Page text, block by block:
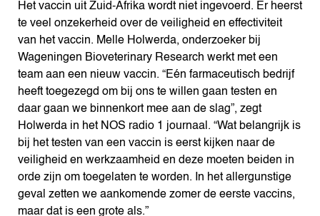
Het vaccin uit Zuid-Afrika wordt niet ingevoerd. Er heerst
te veel onzekerheid over de veiligheid en effectiviteit
van het vaccin. Melle Holwerda, onderzoeker bij
Wageningen Bioveterinary Research werkt met een
team aan een nieuw vaccin. “Eén farmaceutisch bedrijf
heeft toegezegd om bij ons te willen gaan testen en
daar gaan we binnenkort mee aan de slag”, zegt
Holwerda in het NOS radio 1 journaal. “Wat belangrijk is
bij het testen van een vaccin is eerst kijken naar de
veiligheid en werkzaamheid en deze moeten beiden in
orde zijn om toegelaten te worden. In het allergunstige
geval zetten we aankomende zomer de eerste vaccins,
maar dat is een grote als.”